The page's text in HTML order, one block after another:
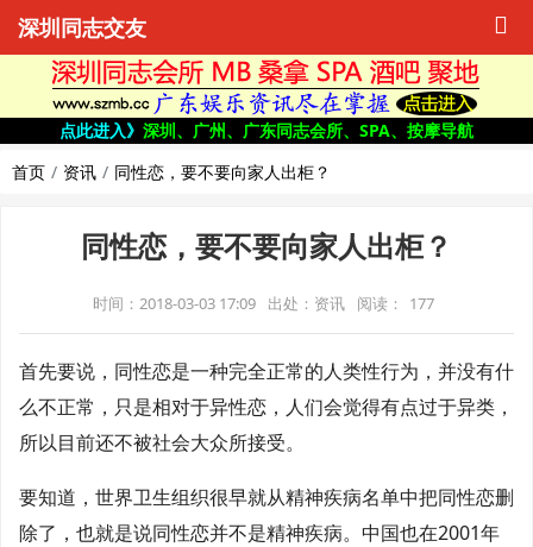
深圳同志交友
点此进入》 深圳、广州、广东同志会所、SPA、按摩导航
首页
资讯 同性恋，要不要向家人出柜？
同性恋，要不要向家人出柜？
时间：2018-03-03 17:09 出处：资讯 阅读： 177
首先要说，同性恋是一种完全正常的人类性行为，并没有什
么不正常，只是相对于异性恋，人们会觉得有点过于异类，
所以目前还不被社会大众所接受。
要知道，世界卫生组织很早就从精神疾病名单中把同性恋删
除了，也就是说同性恋并不是精神疾病。中国也在2001年